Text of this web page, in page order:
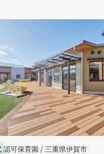
認可保育園 / 三重県伊賀市